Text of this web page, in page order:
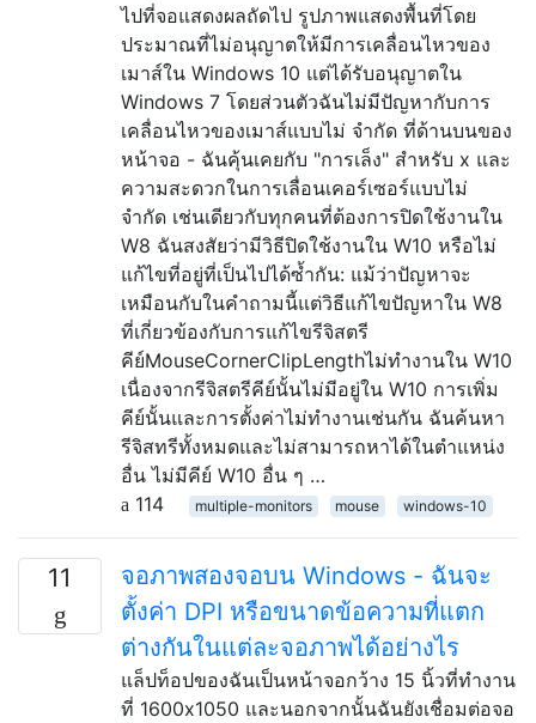
ไปที่จอแสดงผลถัดไป รูปภาพแสดงพื้นที่โดย
ประมาณที่ไม่อนุญาตให้มีการเคลื่อนไหวของ
เมาส์ใน Windows 10 แต่ได้รับอนุญาตใน
Windows 7 โดยส่วนตัวฉันไม่มีปัญหากับการ
เคลื่อนไหวของเมาส์แบบไม่ จำกัด ที่ด้านบนของ
หน้าจอ - ฉันคุ้นเคยกับ "การเล็ง" สำหรับ x และ
ความสะดวกในการเลื่อนเคอร์เซอร์แบบไม่
จำกัด เช่นเดียวกับทุกคนที่ต้องการปิดใช้งานใน
W8 ฉันสงสัยว่ามีวิธีปิดใช้งานใน W10 หรือไม่
แก้ไขที่อยู่ที่เป็นไปได้ซ้ำกัน: แม้ว่าปัญหาจะ
เหมือนกับในคำถามนี้แต่วิธีแก้ไขปัญหาใน W8
ที่เกี่ยวข้องกับการแก้ไขรีจิสตรี
คีย์MouseCornerClipLengthไม่ทำงานใน W10
เนื่องจากรีจิสตรีคีย์นั้นไม่มีอยู่ใน W10 การเพิ่ม
คีย์นั้นและการตั้งค่าไม่ทำงานเช่นกัน ฉันค้นหา
รีจิสทรีทั้งหมดและไม่สามารถหาได้ในตำแหน่ง
อื่น ไม่มีคีย์ W10 อื่น ๆ …
114
multiple-monitors mouse windows-10
11
จอภาพสองจอบน Windows - ฉันจะ
ตั้งค่า DPI หรือขนาดข้อความที่แตก
ต่างกันในแต่ละจอภาพได้อย่างไร
แล็ปท็อปของฉันเป็นหน้าจอกว้าง 15 นิ้วที่ทำงาน
ที่ 1600x1050 และนอกจากนั้นฉันยังเชื่อมต่อจอ